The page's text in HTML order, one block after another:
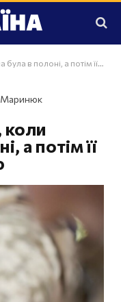
а потім її передають мертвою
Маринюк
коли
а потім її